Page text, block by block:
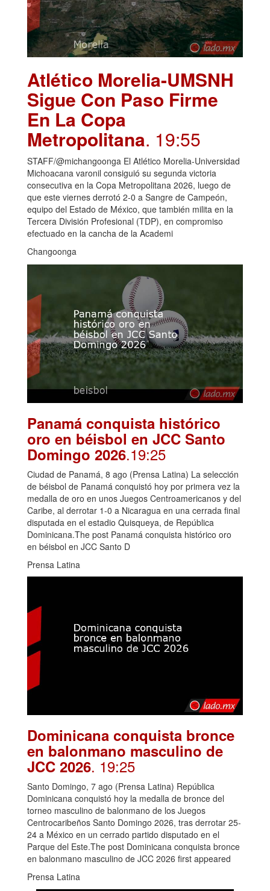
Atlético Morelia-UMSNH
Sigue Con Paso Firme
En La Copa
Metropolitana. 19:55
STAFF/@michangoonga El Atlético Morelia-Universidad
Michoacana varonil consiguió su segunda victoria
consecutiva en la Copa Metropolitana 2026, luego de
que este viernes derrotó 2-0 a Sangre de Campeón,
equipo del Estado de México, que también milita en la
Tercera División Profesional (TDP), en compromiso
efectuado en la cancha de la Academi
Changoonga
Panamá conquista histórico
oro en béisbol en JCC Santo
Domingo 2026.19:25
Ciudad de Panamá, 8 ago (Prensa Latina) La selección
de béisbol de Panamá conquistó hoy por primera vez la
medalla de oro en unos Juegos Centroamericanos y del
Caribe, al derrotar 1-0 a Nicaragua en una cerrada final
disputada en el estadio Quisqueya, de República
Dominicana.The post Panamá conquista histórico oro
en béisbol en JCC Santo D
Prensa Latina
Dominicana conquista bronce
en balonmano masculino de
JCC 2026. 19:25
Santo Domingo, 7 ago (Prensa Latina) República
Dominicana conquistó hoy la medalla de bronce del
torneo masculino de balonmano de los Juegos
Centrocaribeños Santo Domingo 2026, tras derrotar 25-
24 a México en un cerrado partido disputado en el
Parque del Este.The post Dominicana conquista bronce
en balonmano masculino de JCC 2026 first appeared
Prensa Latina